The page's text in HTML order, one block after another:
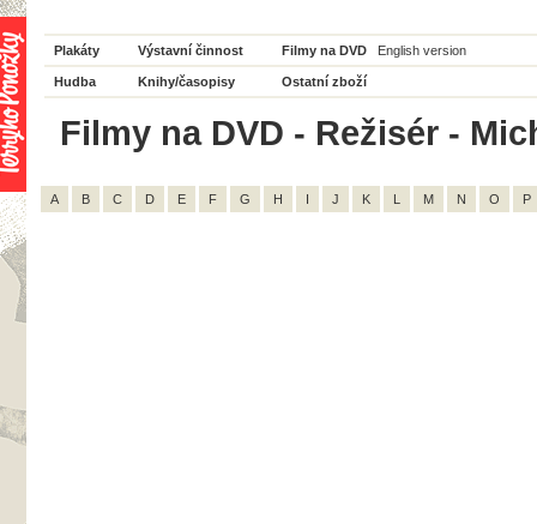
Plakáty Výstavní činnost Filmy na DVD English version
Hudba Knihy/časopisy Ostatní zboží
Filmy na DVD - Režisér -
A B C D E F G H I J K L M N O P